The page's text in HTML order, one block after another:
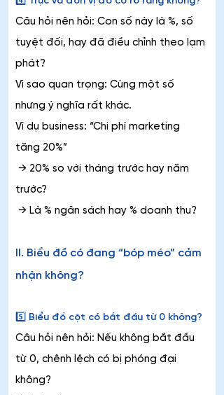
Câu hỏi nên hỏi: Con số này là %, số
tuyệt đối, hay đã điều chỉnh theo lạm
phát?
Vì sao quan trọng: Cùng một số
nhưng ý nghĩa rất khác.
Ví dụ business: “Chi phí marketing
tăng 20%”
trước?
→ Là % ngân sách hay % doanh thu?
II. Biểu đồ có đang “bóp méo” cảm
nhận không?
5️⃣ Biểu đồ cột có bắt đầu từ 0 không?
Câu hỏi nên hỏi: Nếu không bắt đầu
từ 0, chênh lệch có bị phóng đại
không?